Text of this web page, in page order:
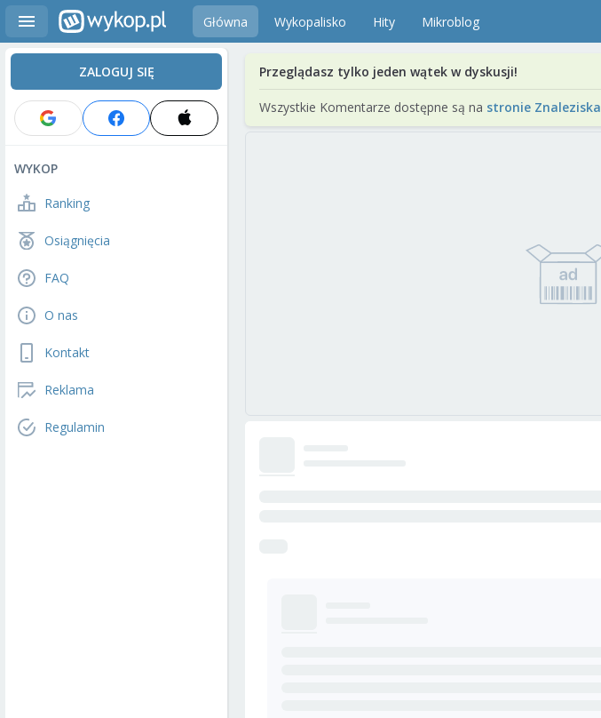
Główna Wykopalisko Hity Mikroblog
ZALOGUJ SIĘ
WYKOP
Ranking
Osiągnięcia
FAQ
O nas
Kontakt
Reklama
Regulamin
Przeglądasz tylko jeden wątek w dyskusji!
Wszystkie Komentarze dostępne są na stronie Znaleziska